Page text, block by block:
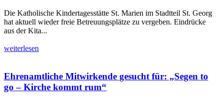
Die Katholische Kindertagesstätte St. Marien im Stadtteil St. Georg
hat aktuell wieder freie Betreuungsplätze zu vergeben. Eindrücke
aus der Kita...
weiterlesen
Ehrenamtliche Mitwirkende gesucht für: „Segen to
go – Kirche kommt rum“